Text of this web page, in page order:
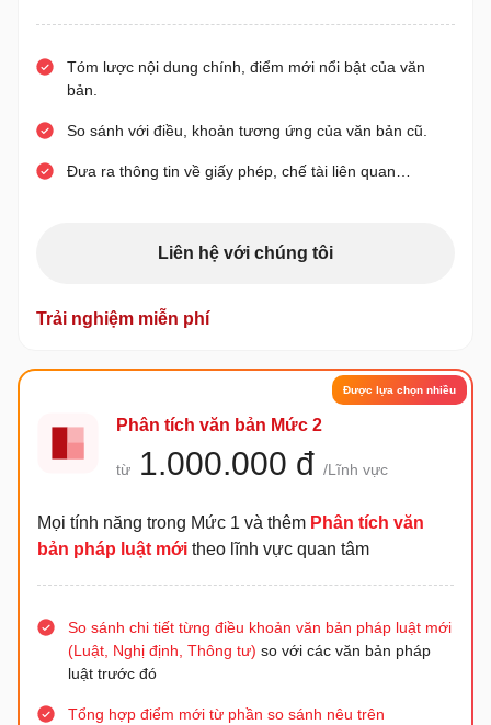
Tóm lược nội dung chính, điểm mới nổi bật của văn
bản.
So sánh với điều, khoản tương ứng của văn bản cũ.
Đưa ra thông tin về giấy phép, chế tài liên quan…
Liên hệ với chúng tôi
Trải nghiệm miễn phí
Được lựa chọn nhiều
Phân tích văn bản Mức 2
từ 1.000.000 đ /Lĩnh vực
Mọi tính năng trong Mức 1 và thêm Phân tích văn
bản pháp luật mới theo lĩnh vực quan tâm
So sánh chi tiết từng điều khoản văn bản pháp luật mới
(Luật, Nghị định, Thông tư) so với các văn bản pháp
luật trước đó
Tổng hợp điểm mới từ phần so sánh nêu trên